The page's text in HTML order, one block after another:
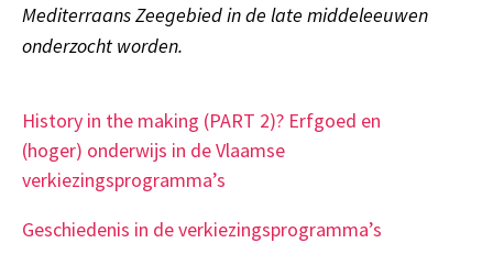
Mediterraans Zeegebied in de late middeleeuwen
onderzocht worden.
History in the making (PART 2)? Erfgoed en
(hoger) onderwijs in de Vlaamse
verkiezingsprogramma’s
Geschiedenis in de verkiezingsprogramma’s